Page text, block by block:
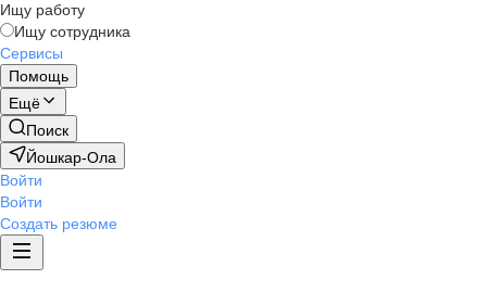
Ищу работу
Ищу сотрудника
Сервисы
Помощь
Ещё
Поиск
Йошкар-Ола
Войти
Войти
Создать резюме